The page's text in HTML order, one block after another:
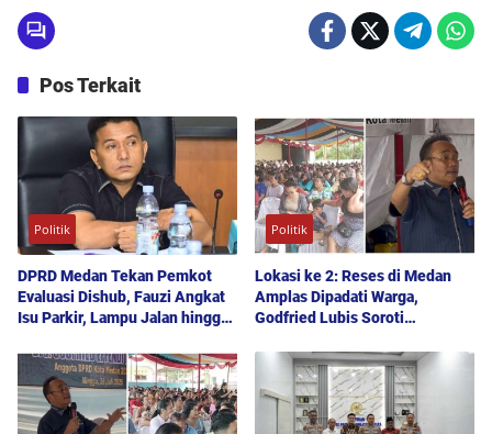
Pos Terkait
Politik
DPRD Medan Tekan Pemkot
Evaluasi Dishub, Fauzi Angkat
Isu Parkir, Lampu Jalan hingga
Politik
Lokasi ke 2: Reses di Medan
Amplas Dipadati Warga,
Godfried Lubis Soroti
hingga Penyerapan Aspirasi
Publik